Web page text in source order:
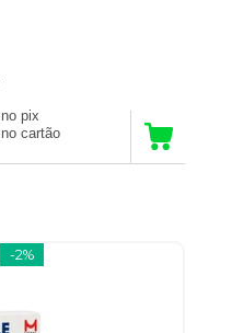
no pix
no cartão
-2%